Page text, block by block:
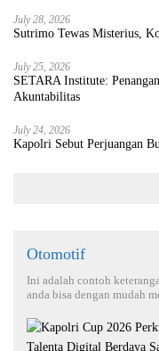
July 28, 2026
Sutrimo Tewas Misterius,
July 25, 2026
SETARA Institute:
Akuntabilitas
July 24, 2026
Kapolri Sebut Perjuangan
Otomotif
Ini adalah contoh
anda bisa dengan mudah